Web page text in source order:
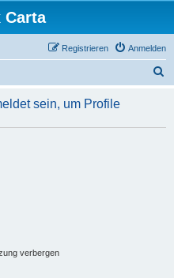
Carta
Anmelden
Registrieren
h
sein, um Profile
verbergen